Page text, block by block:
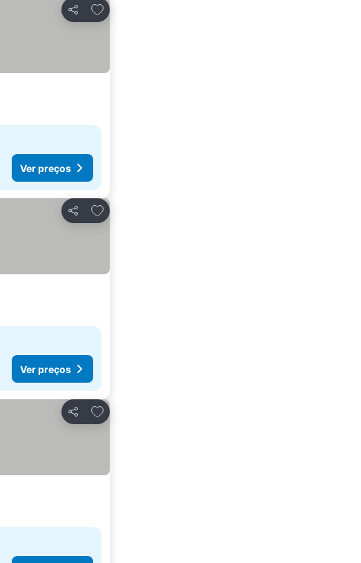
Partilhar
Adicionar aos favoritos
Ver preços
Partilhar
Adicionar aos favoritos
Ver preços
Partilhar
Adicionar aos favoritos